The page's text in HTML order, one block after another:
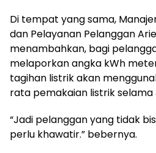
Di tempat yang sama,
dan Pelayanan Pelanggan
menambahkan, bagi
melaporkan angka kWh
tagihan listrik akan
rata pemakaian listrik selama
“Jadi pelanggan yang tidak
perlu khawatir.” bebernya.